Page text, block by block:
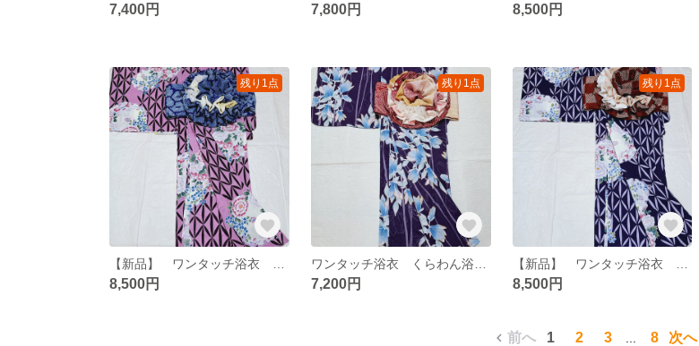
7,400円 7,800円 8,500円
残り1点
8,500円
残り1点
7,200円
残り1点
8,500円
前へ 1 2 3 8 次へ